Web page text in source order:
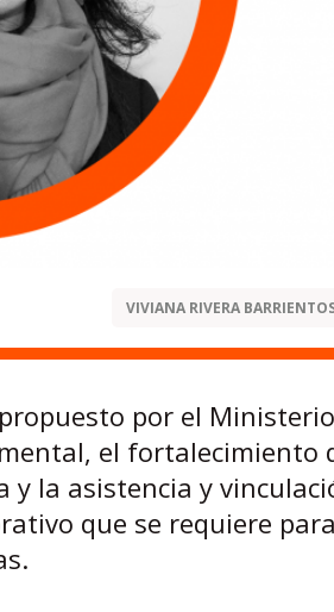
VIVIANA RIVERA
por el
el fortalecimiento
y la asistencia y
que se requiere